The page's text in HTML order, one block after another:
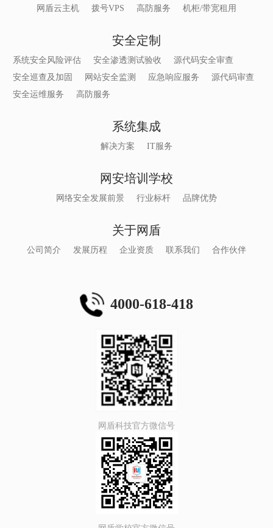
网盾云主机 拨号VPS 高防服务 机柜/带宽租用
安全定制
系统安全风险评估 安全渗透测试验收
源代码安全审查
安全巡查及加固
网站安全监测 应急响应服务
源代码审查
安全运维服务
高防服务
系统集成
解决方案 IT服务
网安培训学校
网络安全发展前景 行业标杆 品牌优势
关于网盾
公司简介 发展历程 企业资质 联系我们 合作伙伴
4000-618-418
网盾科技官方微信号